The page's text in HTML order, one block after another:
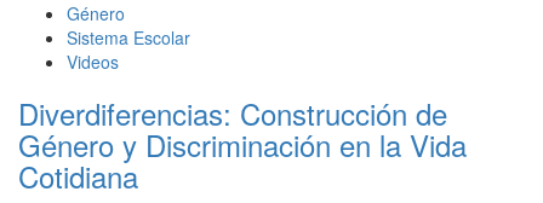
Género
Sistema Escolar
Videos
Diverdiferencias: Construcción de
Género y Discriminación en la Vida
Cotidiana